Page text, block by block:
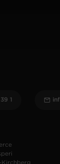
Kirchberg
1